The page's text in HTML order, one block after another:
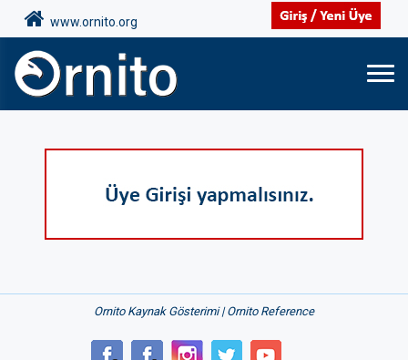
www.ornito.org
Ornito Kaynak Gösterimi | Ornito Reference